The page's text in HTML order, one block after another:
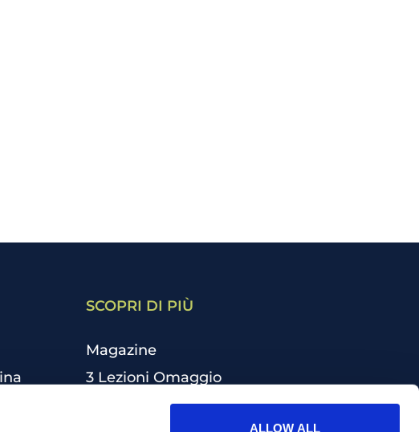
ALLOW ALL
SCOPRI DI PIÙ
Magazine
3 Lezioni Omaggio